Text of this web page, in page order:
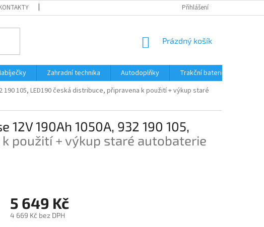
REKLAMACE A VRÁCENÍ ZBOŽÍ
Přihlášení
NÁKUPNÍ
Prázdný košík
Zahradní technika Autodoplňky Trakční baterie Trojan
105, LED190 česká distribuce, připravena k použití + výkup staré
12V 190Ah 1050A, 932 190 105,
použití + výkup staré autobaterie
5 649 Kč
4 669 Kč bez DPH